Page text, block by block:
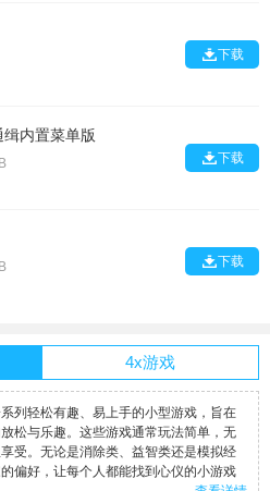
下载
内置菜单版
下载
下载
4x游戏
列轻松有趣、易上手的小型游戏，旨在
松与乐趣。这些游戏通常玩法简单，无
受。无论是消除类、益智类还是模拟经
偏好，让每个人都能找到心仪的小游戏